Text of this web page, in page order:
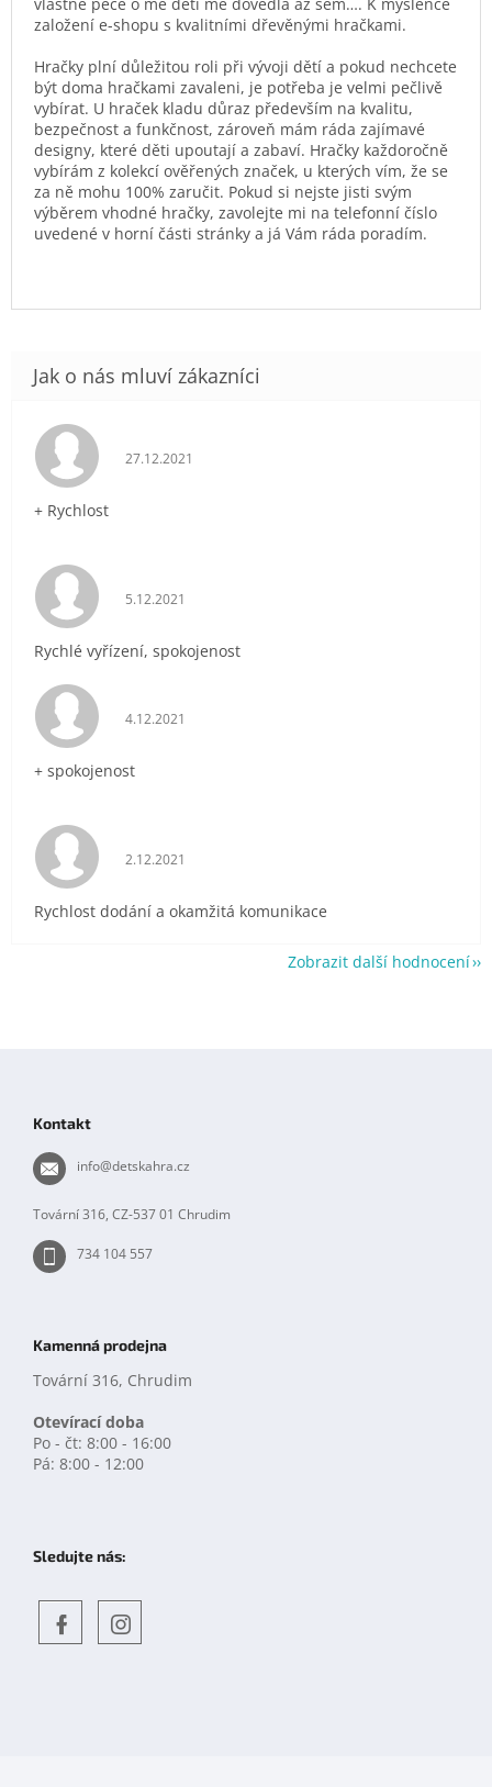
založení e-shopu s kvalitními dřevěnými hračkami.
Hračky plní důležitou roli při vývoji dětí a pokud nechcete
být doma hračkami zavaleni, je potřeba je velmi pečlivě
vybírat. U hraček kladu důraz především na kvalitu,
bezpečnost a funkčnost, zároveň mám ráda zajímavé
designy, které děti upoutají a zabaví. Hračky každoročně
vybírám z kolekcí ověřených značek, u kterých vím, že se
za ně mohu 100% zaručit. Pokud si nejste jisti svým
výběrem vhodné hračky, zavolejte mi na telefonní číslo
uvedené v horní části stránky a já Vám ráda poradím.
Hodnocení obchodu je 5 z 5 hvězdiček.
27.12.2021
+ Rychlost
Hodnocení obchodu je 5 z 5 hvězdiček.
5.12.2021
Rychlé vyřízení, spokojenost
Hodnocení obchodu je 5 z 5 hvězdiček.
4.12.2021
+ spokojenost
Hodnocení obchodu je 5 z 5 hvězdiček.
2.12.2021
Rychlost dodání a okamžitá komunikace
Zobrazit další hodnocení
Kontakt
info@detskahra.cz
Tovární 316, CZ-537 01 Chrudim
734 104 557
Kamenná prodejna
Tovární 316, Chrudim
Otevírací doba
Po - čt: 8:00 - 16:00
Pá: 8:00 - 12:00
Sledujte nás: